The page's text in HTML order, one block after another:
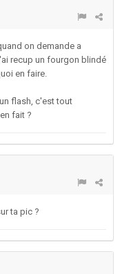
on demande a
recup un fourgon blindé
en faire.
flash, c'est tout
fait ?
ta pic ?